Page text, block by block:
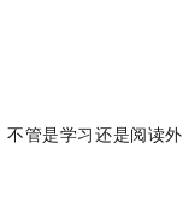
管是学习还是阅读